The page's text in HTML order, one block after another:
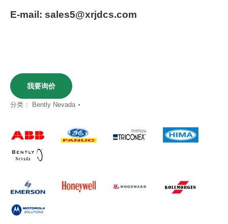
E-mail: sales5@xrjdcs.com
我要询价
分类： Bently Nevada